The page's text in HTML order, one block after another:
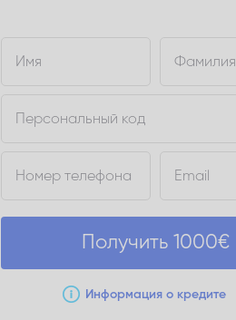
Имя Фамилия
Персональный код
Номер телефона Email
Получить 1000€
Информация о кредите